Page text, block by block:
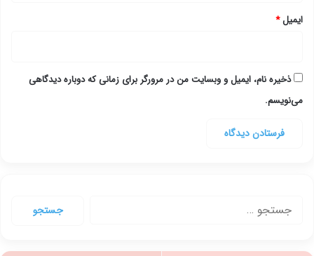
ایمیل*
ذخیره نام، ایمیل و وبسایت من در مرورگر برای زمانی که دوباره دیدگاهی
می‌نویسم.